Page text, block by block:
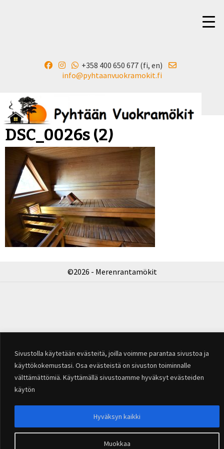
Sivustolla käytetään evästeitä, joilla voimme parantaa sivustoa ja
käyttökokemustasi. Osa evästeistä on sivuston toiminnalle
välttämättömiä. Käyttämällä sivustoamme hyväksyt evästeiden
käytön
Muokkaa
Hyväksyn kaikki
+358 400 650 677 (fi, en)
info@pyhtaanvuokramokit.fi
DSC_0026s (2)
©2026 - Merenrantamökit